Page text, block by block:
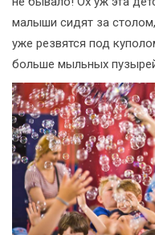
малыши сидят за
уже резвятся под
больше мыльных